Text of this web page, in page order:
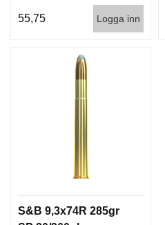
55,75 Logga inn
S&B 9,3x74R 285gr